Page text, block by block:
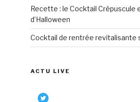
Recette : le Cocktail Crépuscule
d’Halloween
Cocktail de rentrée revitalisante
ACTU LIVE